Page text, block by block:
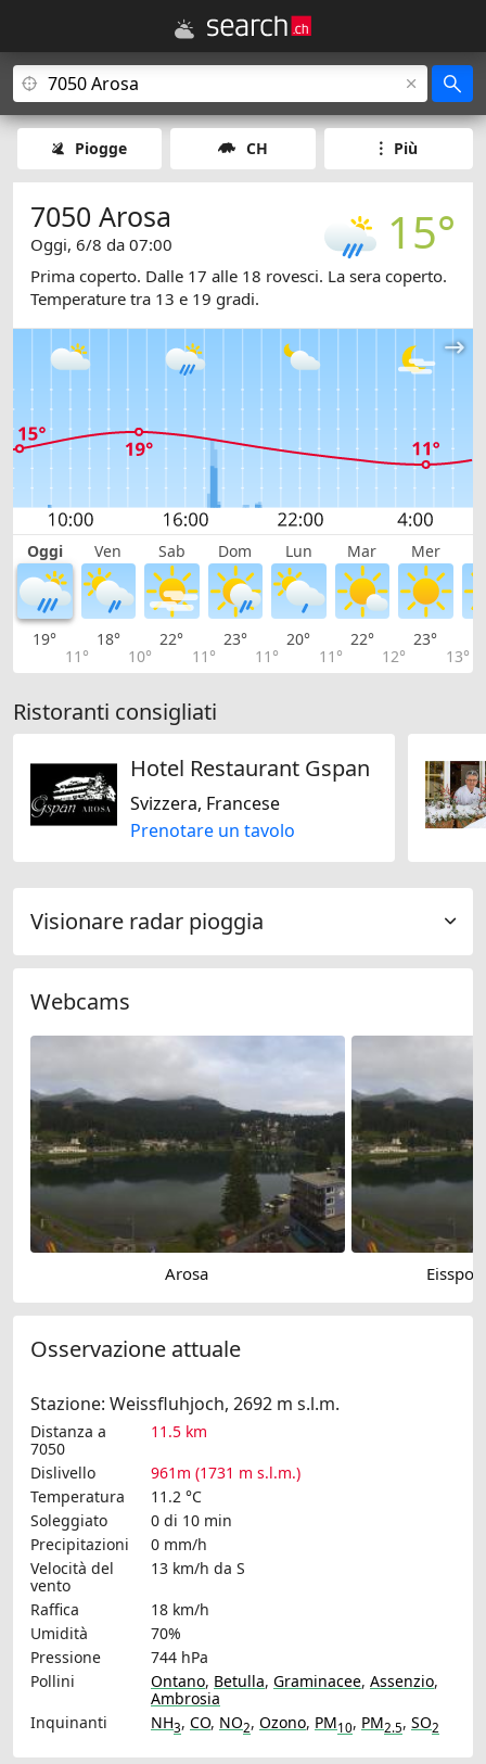
Piogge CH Più
15°
7050 Arosa
Oggi, 6/8 da 07:00
Prima coperto. Dalle 17 alle 18 rovesci. La sera coperto.
Temperature tra 13 e 19 gradi.
Oggi Ven Sab Dom Lun Mar Mer
19°
11°
18°
10°
22°
11°
23°
11°
20°
11°
22°
12°
23°
13°
Ristoranti consigliati
Hotel Restaurant Gspan
Svizzera, Francese
Prenotare un tavolo
Visionare radar pioggia
Webcams
Arosa
Osservazione attuale
Stazione: Weissfluhjoch, 2692 m s.l.m.
Distanza a
7050
11.5 km
Dislivello
961m (1731 m s.l.m.)
Temperatura
11.2 °C
Soleggiato
0 di 10 min
Precipitazioni
0 mm/h
Velocità del
vento
13 km/h da S
Raffica
18 km/h
Umidità
70%
Pressione
744 hPa
Pollini
Ontano, Betulla, Graminacee, Assenzio,
Ambrosia
Inquinanti
NH3, CO, NO2, Ozono, PM10, PM2.5, SO2